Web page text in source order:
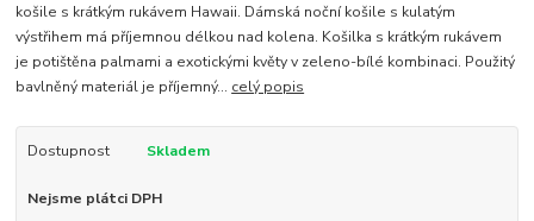
košile s krátkým rukávem Hawaii. Dámská noční košile s kulatým
výstřihem má příjemnou délkou nad kolena. Košilka s krátkým rukávem
je potištěna palmami a exotickými květy v zeleno-bílé kombinaci. Použitý
bavlněný materiál je příjemný... celý popis
Dostupnost Skladem
Nejsme plátci DPH